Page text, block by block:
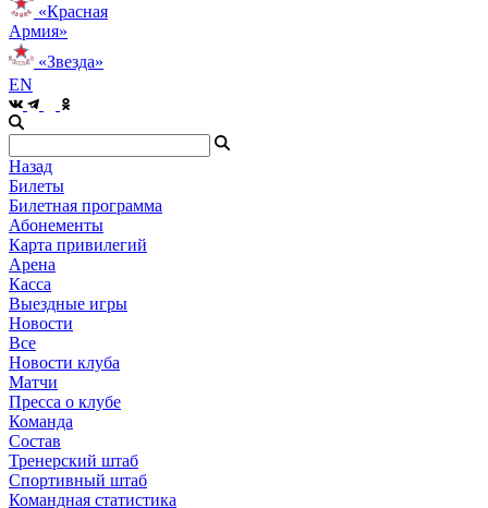
«Красная
Армия»
«Звезда»
EN
Назад
Билеты
Билетная программа
Абонементы
Карта привилегий
Арена
Касса
Выездные игры
Новости
Все
Новости клуба
Матчи
Пресса о клубе
Команда
Состав
Тренерский штаб
Спортивный штаб
Командная статистика